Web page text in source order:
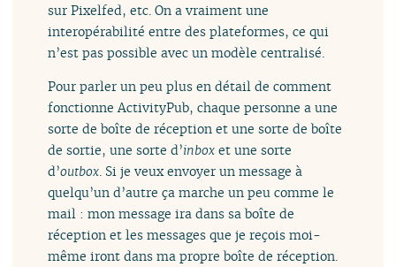
sur Pixelfed, etc. On a vraiment une
interopérabilité entre des plateformes, ce qui
n’est pas possible avec un modèle centralisé.
Pour parler un peu plus en détail de comment
fonctionne ActivityPub, chaque personne a une
sorte de boîte de réception et une sorte de boîte
de sortie, une sorte d’inbox et une sorte
d’outbox. Si je veux envoyer un message à
quelqu’un d’autre ça marche un peu comme le
mail : mon message ira dans sa boîte de
réception et les messages que je reçois moi-
même iront dans ma propre boîte de réception.